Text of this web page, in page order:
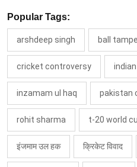
Popular Tags:
arshdeep singh ball
cricket controversy
inzamam ul haq pakistan
rohit sharma t-20 world
इंजमाम उल हक क्रिकेट विवाद